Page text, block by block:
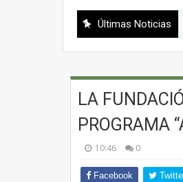
Últimas Noticias
LA
PROGRAMA
10:46 0
Facebook